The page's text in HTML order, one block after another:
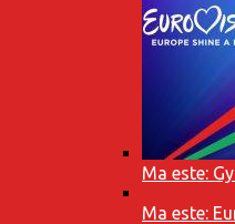
Ma este:
Ma este: